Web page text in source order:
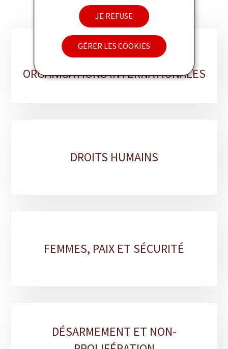
JE REFUSE
GÉRER LES COOKIES
rubriques
RELATIONS AVEC LES
ORGANISATIONS INTERNATIONALES
DROITS HUMAINS
FEMMES, PAIX ET SÉCURITÉ
DÉSARMEMENT ET NON-